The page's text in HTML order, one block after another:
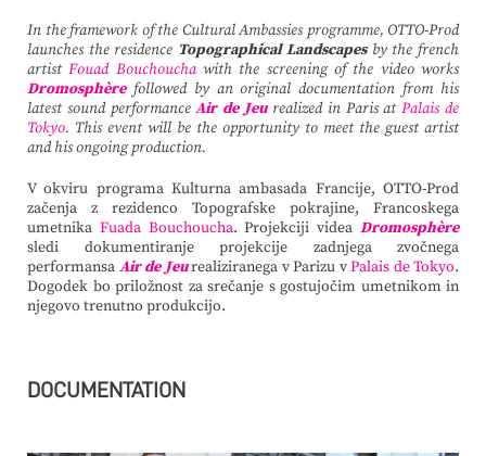
In the framework of the Cultural Ambassies programme, OTTO-Prod
launches the residence Topographical Landscapesby the french
artistFouad Bouchouchawith the screening of the video works
Dromosphèrefollowed by an original documentation from his
latest sound performanceAir de Jeurealized in Paris atPalais de
Tokyo. This event will be the opportunity to meet the guest artist
and his ongoing production.
V okviru programa Kulturna ambasada Francije, OTTO-Prod
začenja z rezidenco Topografske pokrajine, Francoskega
umetnika Fuada Bouchoucha. Projekciji videaDromosphère
sledi dokumentiranje projekcije zadnjega zvočnega
performansa Air de Jeurealiziranega v Parizu vPalais de Tokyo.
Dogodek bo priložnost za srečanje s gostujočim umetnikom in
njegovo trenutno produkcijo.
DOCUMENTATION